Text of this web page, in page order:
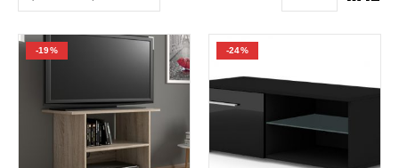
-19% -24%